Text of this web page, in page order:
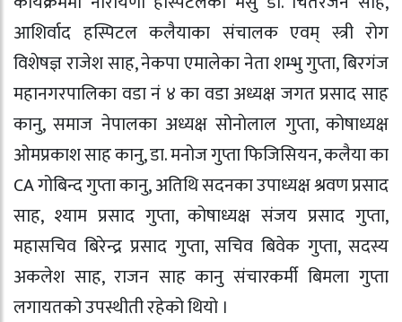
आशिर्वाद हस्पिटल कलैयाका संचालक एवम् स्त्री रोग
विशेषज्ञ राजेश साह, नेकपा एमालेका नेता शम्भु गुप्ता, बिरगंज
महानगरपालिका वडा नं ४ का वडा अध्यक्ष जगत प्रसाद साह
कानु, समाज नेपालका अध्यक्ष सोनाेलाल गुप्ता, कोषाध्यक्ष
ओमप्रकाश साह कानु, डा. मनोज गुप्ता फिजिसियन, कलैया का
CA गोबिन्द गुप्ता कानु, अतिथि सदनका उपाध्यक्ष श्रवण प्रसाद
साह, श्याम प्रसाद गुप्ता, कोषाध्यक्ष संजय प्रसाद गुप्ता,
महासचिव बिरेन्द्र प्रसाद गुप्ता, सचिव बिवेक गुप्ता, सदस्य
अकलेश साह, राजन साह कानु संचारकर्मी बिमला गुप्ता
लगायतको उपस्थीती रहेको थियो ।